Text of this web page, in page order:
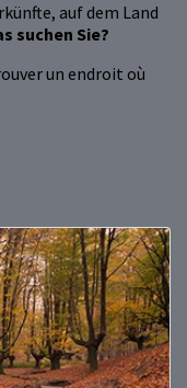
auf dem Land
suchen Sie?
un endroit où